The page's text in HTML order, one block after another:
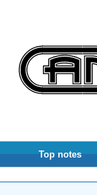
Top notes